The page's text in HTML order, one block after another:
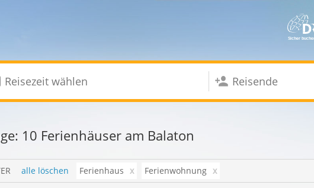
10 Ferienhäuser am Balaton
alle löschen Ferienhaus x Ferienwohnung x